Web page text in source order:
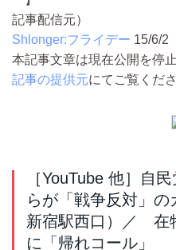
記事配信元）
Shlonger:フライデー 15/6/2
本記事文章は現在公開を停
記事の提供元にてご覧くださ
［YouTube 他］自
らが「戦争反対」
新宿駅西口）／ 在
に「帰れコール」